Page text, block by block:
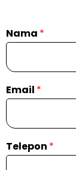
Nama *
Email *
Telepon *